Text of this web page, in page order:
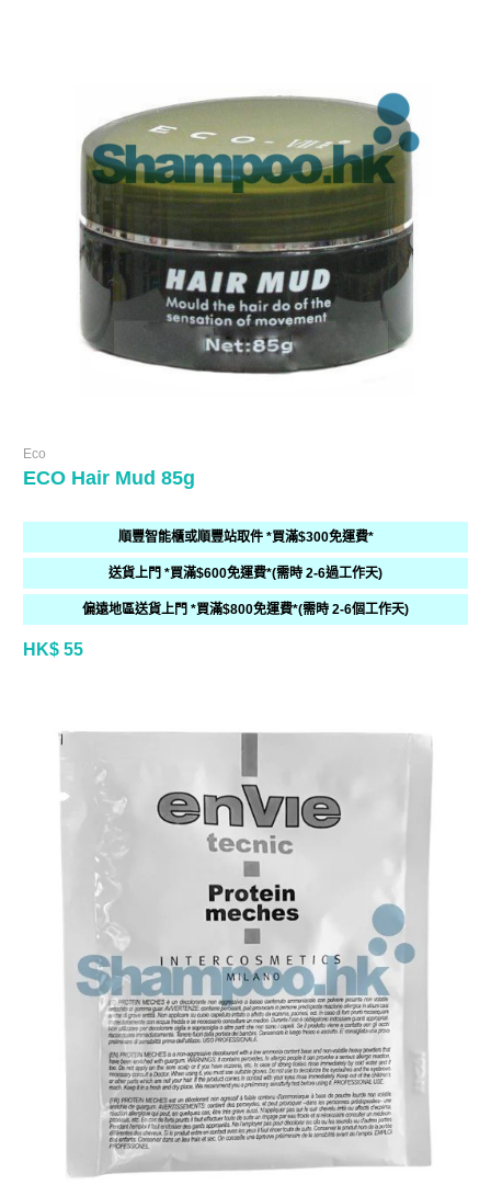
Eco
ECO Hair Mud 85g
順豐智能櫃或順豐站取件 *買滿$300免運費*
送貨上門 *買滿$600免運費*(需時 2-6過工作天)
偏遠地區送貨上門 *買滿$800免運費*(需時 2-6個工作天)
HK$ 55